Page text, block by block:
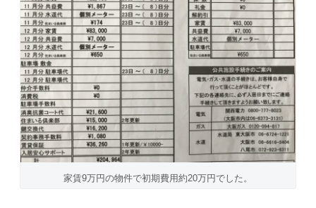
家賃9万円の物件で初期費用約20万円でした。